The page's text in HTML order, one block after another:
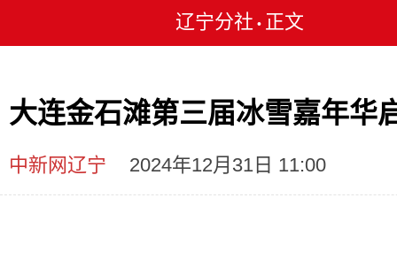
辽宁分社 • 正文
大连金石滩第三届冰雪嘉年华
中新网辽宁 2024年12月31日 11:00